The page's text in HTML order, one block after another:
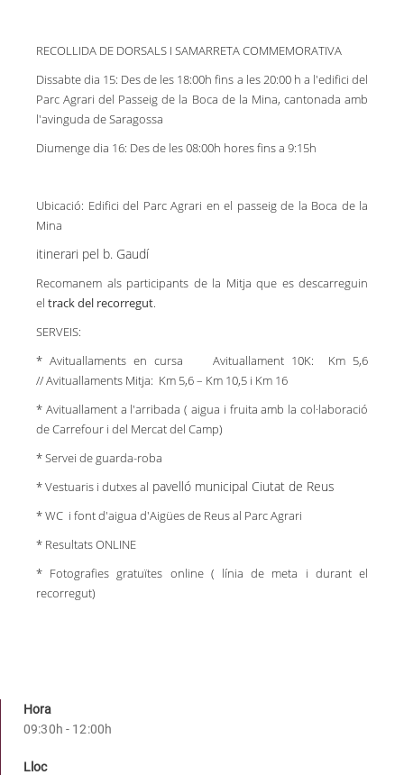
RECOLLIDA DE DORSALS I SAMARRETA COMMEMORATIVA
Dissabte dia 15: Des de les 18:00h fins a les 20:00 h a l'edifici del
Parc Agrari del Passeig de la Boca de la Mina, cantonada amb
l'avinguda de Saragossa
Diumenge dia 16: Des de les 08:00h hores fins a 9:15h
Ubicació: Edifici del Parc Agrari en el passeig de la Boca de la
Mina
itinerari pel b. Gaudí
Recomanem als participants de la Mitja que es descarreguin
el track del recorregut.
SERVEIS:
* Avituallaments en cursa
Avituallament 10K: Km 5,6
//Avituallaments Mitja: Km 5,6 – Km 10,5 i Km 16
* Avituallament a l'arribada ( aigua i fruita amb la col·laboració
de Carrefour i del Mercat del Camp)
* Servei de guarda-roba
* Vestuaris i dutxes al pavelló municipal Ciutat de Reus
* WC i font d'aigua d'Aigües de Reus al Parc Agrari
* Resultats ONLINE
* Fotografies gratuïtes online ( línia de meta i durant el
recorregut)
Hora
09:30h - 12:00h
Lloc